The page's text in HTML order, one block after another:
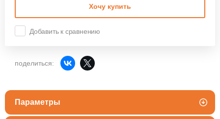
Хочу купить
Добавить к сравнению
поделиться:
Параметры